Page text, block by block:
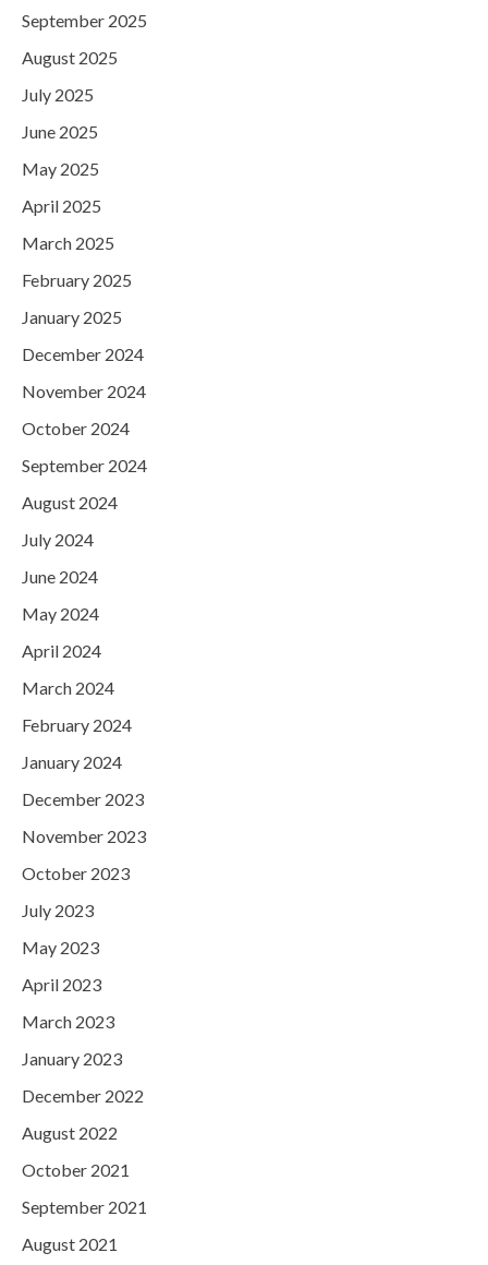
September 2025
August 2025
July 2025
June 2025
May 2025
April 2025
March 2025
February 2025
January 2025
December 2024
November 2024
October 2024
September 2024
August 2024
July 2024
June 2024
May 2024
April 2024
March 2024
February 2024
January 2024
December 2023
November 2023
October 2023
July 2023
May 2023
April 2023
March 2023
January 2023
December 2022
August 2022
October 2021
September 2021
August 2021